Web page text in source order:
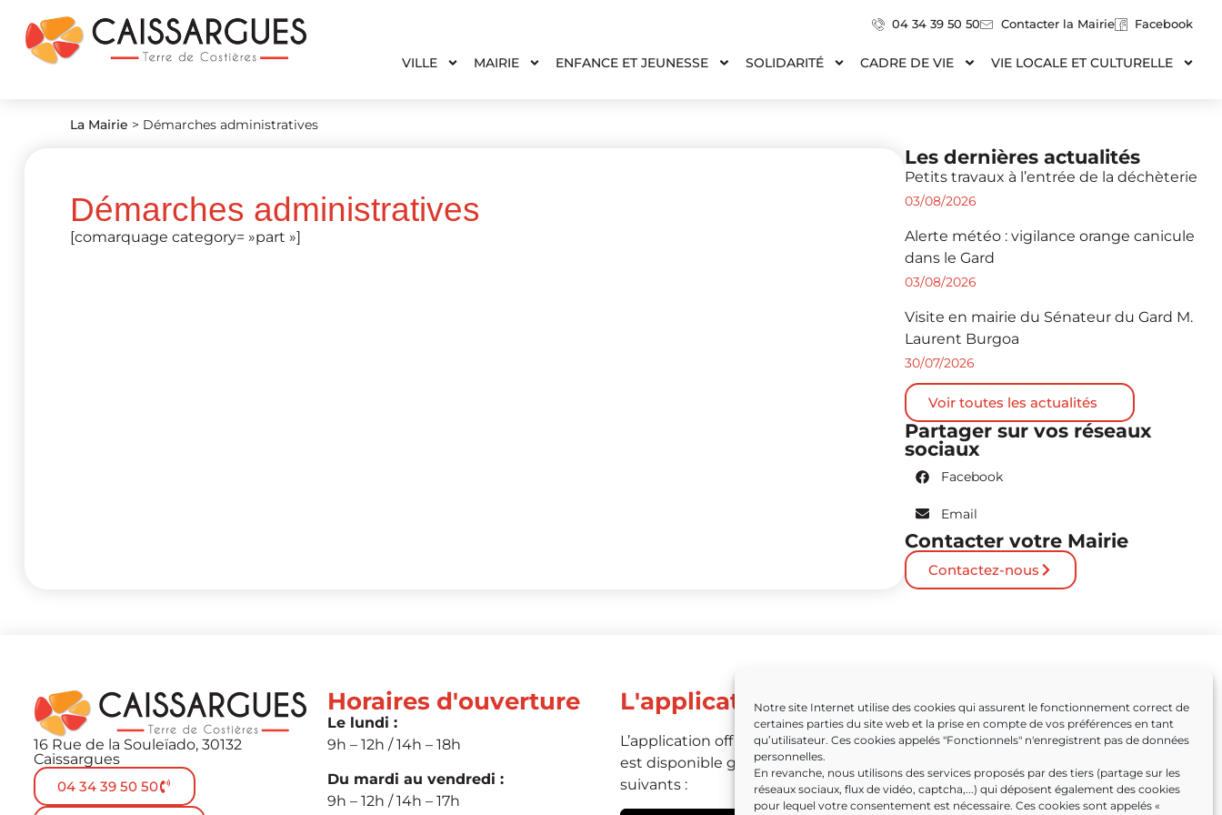
Notre site Internet utilise des cookies qui assurent le fonctionnement correct de
certaines parties du site web et la prise en compte de vos préférences en tant
qu’utilisateur. Ces cookies appelés "Fonctionnels" n'enregistrent pas de données
personnelles.
En revanche, nous utilisons des services proposés par des tiers (partage sur les
réseaux sociaux, flux de vidéo, captcha,...) qui déposent également des cookies
pour lequel votre consentement est nécessaire. Ces cookies sont appelés «
04 34 39 50 50 Contacter la Mairie Facebook
VILLE MAIRIE ENFANCE ET JEUNESSE SOLIDARITÉ CADRE DE VIE VIE LOCALE ET CULTURELLE
La Mairie > Démarches administratives
Démarches administratives
[comarquage category= »part »]
Les dernières actualités
Petits travaux à l’entrée de la déchèterie
03/08/2026
Alerte météo : vigilance orange canicule
dans le Gard
03/08/2026
Visite en mairie du Sénateur du Gard M.
Laurent Burgoa
30/07/2026
Voir toutes les actualités
Partager sur vos réseaux
sociaux
Facebook
Email
Contacter votre Mairie
Contactez-nous
16 Rue de la Souleïado, 30132
Caissargues
04 34 39 50 50
Horaires d'ouverture
Le lundi :
9h – 12h / 14h – 18h
Du mardi au vendredi :
9h – 12h / 14h – 17h
L'application
L’application officielle de Caissargues
est disponible grâce aux liens
suivants :
Partenaires